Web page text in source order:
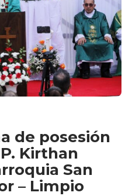
de posesión
Kirthan
San
– Limpio